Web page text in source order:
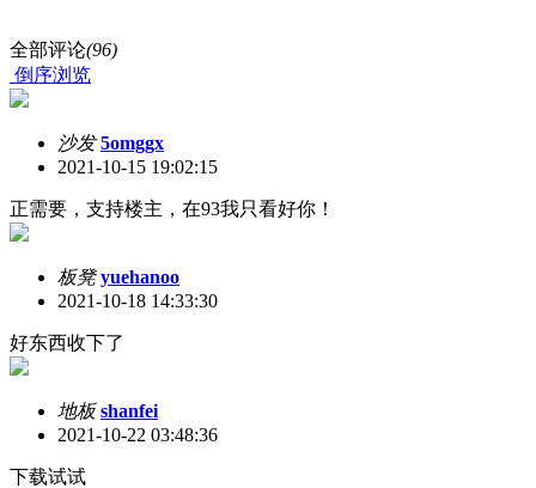
全部评论(96)
倒序浏览
沙发 5omggx
2021-10-15 19:02:15
正需要，支持楼主，在93我只看好你！
板凳 yuehanoo
2021-10-18 14:33:30
好东西收下了
地板 shanfei
2021-10-22 03:48:36
下载试试